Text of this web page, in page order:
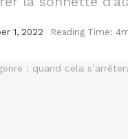
1, 2022 Reading Time: